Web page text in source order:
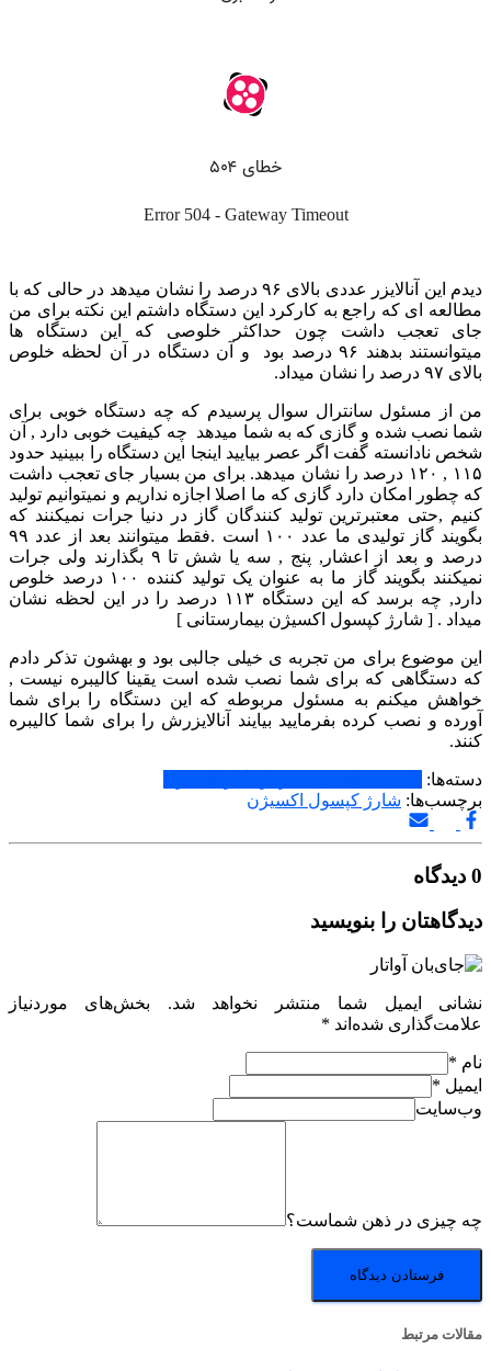
دیدم این آنالایزر عددی بالای ۹۶ درصد را نشان میدهد در حالی که با
مطالعه ای که راجع به کارکرد این دستگاه داشتم این نکته برای من
جای تعجب داشت چون حداکثر خلوصی که این دستگاه ها
میتوانستند بدهند ۹۶ درصد بود و آن دستگاه در آن لحظه خلوص
بالای ۹۷ درصد را نشان میداد.
من از مسئول سانترال سوال پرسیدم که چه دستگاه خوبی برای
شما نصب شده و گازی که به شما میدهد چه کیفیت خوبی دارد , آن
شخص نادانسته گفت اگر عصر بیایید اینجا این دستگاه را ببینید حدود
۱۱۵ , ۱۲۰ درصد را نشان میدهد. برای من بسیار جای تعجب داشت
که چطور امکان دارد گازی که ما اصلا اجازه نداریم و نمیتوانیم تولید
کنیم ,حتی معتبرترین تولید کنندگان گاز در دنیا جرات نمیکنند که
بگویند گاز تولیدی ما عدد ۱۰۰ است .
فقط میتوانند بعد از عدد ۹۹
درصد و بعد از اعشار, پنج , سه یا شش تا ۹ بگذارند ولی جرات
نمیکنند بگویند گاز ما به عنوان یک تولید کننده ۱۰۰ درصد خلوص
دارد, چه برسد که این دستگاه ۱۱۳ درصد را در این لحظه نشان
میداد . [ شارژ کپسول اکسیژن بیمارستانی ]
این موضوع برای من تجربه ی خیلی جالبی بود و بهشون تذکر دادم
که دستگاهی که برای شما نصب شده است یقینا کالیبره نیست ,
خواهش میکنم به مسئول مربوطه که این دستگاه را برای شما
آورده و نصب کرده بفرمایید بیایند آنالایزرش را برای شما کالیبره
کنند.
دسته‌ها:
برچسب‌ها: شارژ کپسول اکسیژن
0 دیدگاه
دیدگاهتان را بنویسید
نشانی ایمیل شما منتشر نخواهد شد.
بخش‌های موردنیاز
علامت‌گذاری شده‌اند *
نام *
ایمیل *
وب‌سایت
چه چیزی در ذهن شماست؟
مقالات مرتبط